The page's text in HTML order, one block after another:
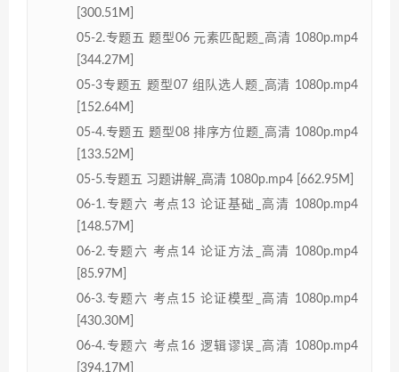
[300.51M]
05-2.专题五 题型06 元素匹配题_高清 1080p.mp4
[344.27M]
05-3专题五 题型07 组队选人题_高清 1080p.mp4
[152.64M]
05-4.专题五 题型08 排序方位题_高清 1080p.mp4
[133.52M]
05-5.专题五 习题讲解_高清 1080p.mp4 [662.95M]
06-1.专题六 考点13 论证基础_高清 1080p.mp4
[148.57M]
06-2.专题六 考点14 论证方法_高清 1080p.mp4
[85.97M]
06-3.专题六 考点15 论证模型_高清 1080p.mp4
[430.30M]
06-4.专题六 考点16 逻辑谬误_高清 1080p.mp4
[394.17M]